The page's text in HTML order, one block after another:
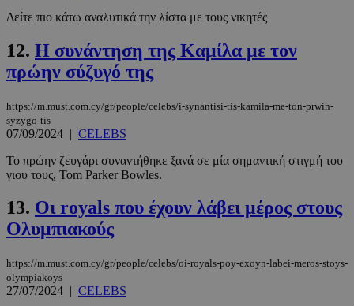
Δείτε πιο κάτω αναλυτικά την λίστα με τους νικητές
12. Η συνάντηση της Καμίλα με τον
πρώην σύζυγό της
https://m.must.com.cy/gr/people/celebs/i-synantisi-tis-kamila-me-ton-prwin-
syzygo-tis
07/09/2024 | CELEBS
Το πρώην ζευγάρι συναντήθηκε ξανά σε μία σημαντική στιγμή του
γιου τους, Tom Parker Bowles.
13. Οι royals που έχουν λάβει μέρος στους
Ολυμπιακούς
https://m.must.com.cy/gr/people/celebs/oi-royals-poy-exoyn-labei-meros-stoys-
olympiakoys
27/07/2024 | CELEBS